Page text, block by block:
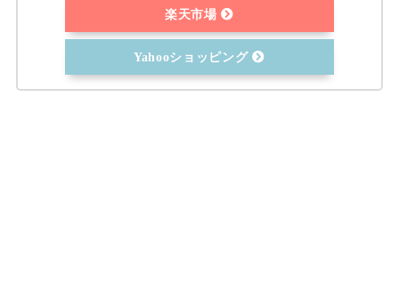
楽天市場
Yahooショッピング